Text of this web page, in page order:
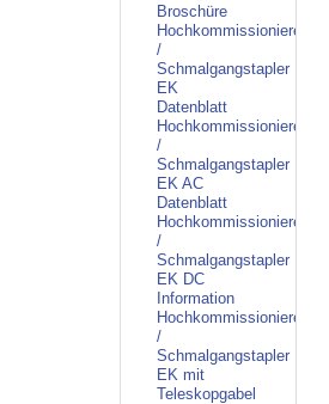
Broschüre
Hochkommissionierer
/
Schmalgangstapler
EK
Datenblatt
Hochkommissionierer
/
Schmalgangstapler
EK AC
Datenblatt
Hochkommissionierer
/
Schmalgangstapler
EK DC
Information
Hochkommissionierer
/
Schmalgangstapler
EK mit
Teleskopgabel